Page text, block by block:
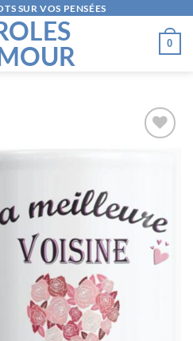
SUR VOS PENSÉES
0
D’ENVIES